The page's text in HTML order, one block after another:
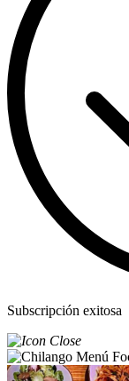
Subscripción exitosa